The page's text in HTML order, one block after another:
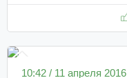
10:42 / 11 апреля 2016